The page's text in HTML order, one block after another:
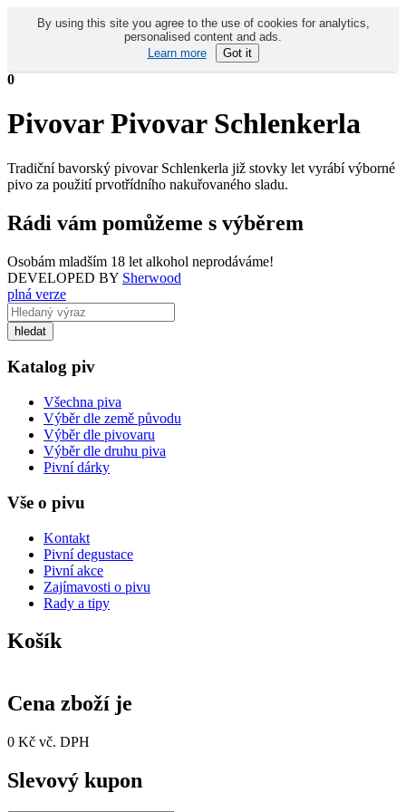
By using this site you agree to the use of cookies for analytics,
personalised content and ads.
Learn more
Got it
0
Pivovar Pivovar Schlenkerla
Tradiční bavorský pivovar Schlenkerla již stovky let vyrábí výborné
pivo za použití prvotřídního nakuřovaného sladu.
Rádi vám pomůžeme s výběrem
Osobám mladším 18 let alkohol neprodáváme!
DEVELOPED BY Sherwood
plná verze
Katalog piv
Všechna piva
Výběr dle země původu
Výběr dle pivovaru
Výběr dle druhu piva
Pivní dárky
Vše o pivu
Kontakt
Pivní degustace
Pivní akce
Zajímavosti o pivu
Rady a tipy
Košík
Cena zboží je
0 Kč vč. DPH
Slevový kupon